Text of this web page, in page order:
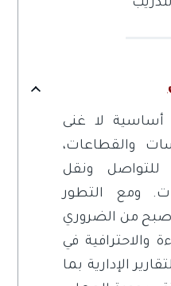
أساسية لا غنى
والقطاعات،
ونقل
ومع التطور
من الضروري
والاحترافية في
الإدارية بما